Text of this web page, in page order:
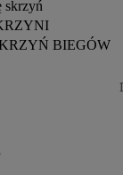
skrzyń
BIEGÓW